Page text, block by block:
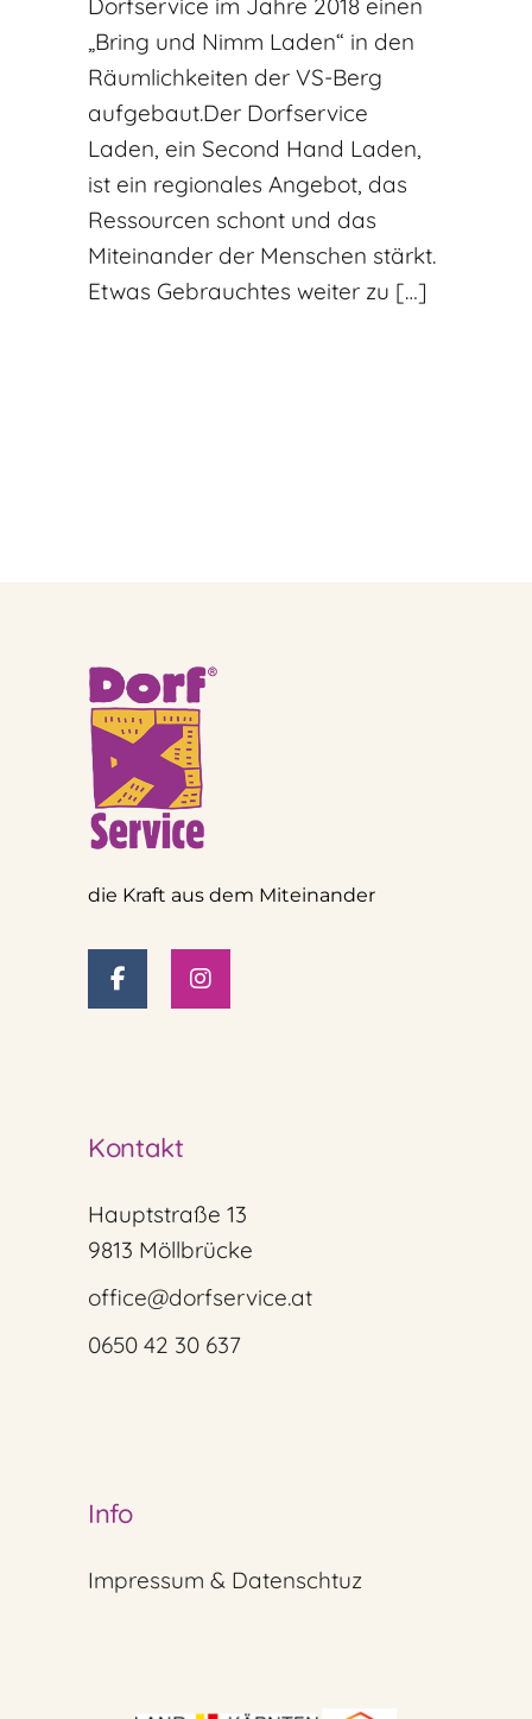
Dorfservice im Jahre 2018 einen
„Bring und Nimm Laden“ in den
Räumlichkeiten der VS-Berg
aufgebaut.Der Dorfservice
Laden, ein Second Hand Laden,
ist ein regionales Angebot, das
Ressourcen schont und das
Miteinander der Menschen stärkt.
Etwas Gebrauchtes weiter zu […]
die Kraft aus dem Miteinander
Kontakt
Hauptstraße 13
9813 Möllbrücke
office@dorfservice.at
0650 42 30 637
Info
Impressum & Datenschtuz